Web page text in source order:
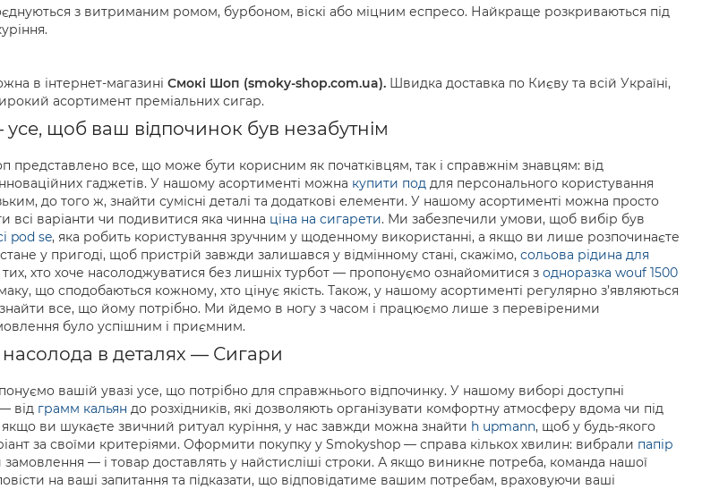
з витриманим ромом, бурбоном, віскі або міцним еспресо. Найкраще розкриваються під
в інтернет-магазині Смокі Шоп (smoky-shop.com.ua). Швидка доставка по Києву та всій Україні,
асортимент преміальних сигар.
щоб ваш відпочинок був незабутнім
представлено все, що може бути корисним як початківцям, так і справжнім знавцям: від
гаджетів. У нашому асортименті можна купити поддля персонального користування
до того ж, знайти сумісні деталі та додаткові елементи. У нашому асортименті можна просто
всі варіанти чи подивитися яка чинна ціна на сигарети. Ми забезпечили умови, щоб вибір був
pod se, яка робить користування зручним у щоденному використанні, а якщо ви лише розпочинаєте
у пригоді, щоб пристрій завжди залишався у відмінному стані, скажімо, сольова рідина для
хто хоче насолоджуватися без лишніх турбот — пропонуємо ознайомитися з одноразка wouf 1500
що сподобаються кожному, хто цінує якість. Також, у нашому асортименті регулярно з’являються
все, що йому потрібно. Ми йдемо в ногу з часом і працюємо лише з перевіреними
було успішним і приємним.
насолода в деталях — Сигари
вашій увазі усе, що потрібно для справжнього відпочинку. У нашому виборі доступні
від грамм кальян до розхідників, які дозволяють організувати комфортну атмосферу вдома чи під
якщо ви шукаєте звичний ритуал куріння, у нас завжди можна знайти h upmann, щоб у будь-якого
за своїми критеріями. Оформити покупку у Smokyshop — справа кількох хвилин: вибрали папір
— і товар доставлять у найстисліші строки. А якщо виникне потреба, команда нашої
на ваші запитання та підказати, що відповідатиме вашим потребам, враховуючи ваші